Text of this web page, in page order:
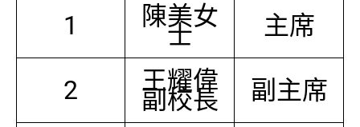
1
陳美女
士 主席
2 王耀偉
副校長 副主席